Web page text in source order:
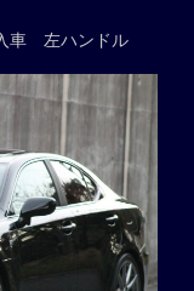
車 左ハンドル